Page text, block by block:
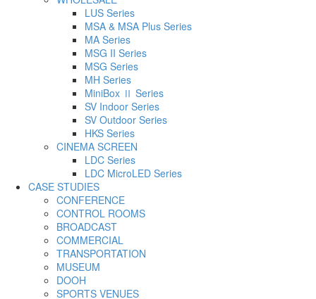
LUS Series
MSA & MSA Plus Series
MA Series
MSG II Series
MSG Series
MH Series
MiniBox Ⅱ Series
SV Indoor Series
SV Outdoor Series
HKS Series
CINEMA SCREEN
LDC Series
LDC MicroLED Series
CASE STUDIES
CONFERENCE
CONTROL ROOMS
BROADCAST
COMMERCIAL
TRANSPORTATION
MUSEUM
DOOH
SPORTS VENUES